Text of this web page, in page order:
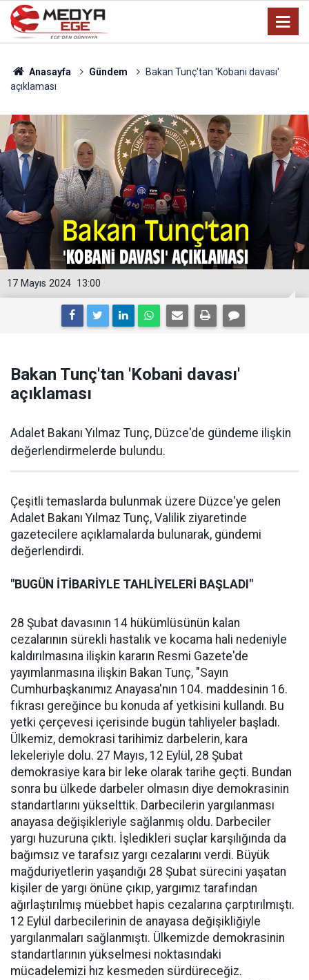
Anasayfa Gündem
Bakan Tunç'tan 'Kobani davası'
açıklaması
13:00
17 Mayıs 2024
Bakan Tunç'tan 'Kobani davası'
açıklaması
Adalet Bakanı Yılmaz Tunç, Düzce'de gündeme ilişkin
değerlendirmelerde bulundu.
Çeşitli temaslarda bulunmak üzere Düzce'ye gelen
Adalet Bakanı Yılmaz Tunç, Valilik ziyaretinde
gazetecilere açıklamalarda bulunarak, gündemi
değerlendirdi.
"BUGÜN İTİBARİYLE TAHLİYELERİ BAŞLADI"
28 Şubat davasının 14 hükümlüsünün kalan
cezalarının sürekli hastalık ve kocama hali nedeniyle
kaldırılmasına ilişkin kararın Resmi Gazete'de
yayımlanmasına ilişkin Bakan Tunç, "Sayın
Cumhurbaşkanımız Anayasa'nın 104. maddesinin 16.
fıkrası gereğince bu konuda af yetkisini kullandı. Bu
yetki çerçevesi içerisinde bugün tahliyeler başladı.
Ülkemiz, demokrasi tarihimiz darbelerin, kara
lekeleriyle dolu. 27 Mayıs, 12 Eylül, 28 Şubat
demokrasiye kara bir leke olarak tarihe geçti. Bundan
sonra bu ülkede darbeler olmasın diye demokrasinin
standartlarını yükselttik. Darbecilerin yargılanması
anayasa değişikleriyle sağlanmış oldu. Darbeciler
yargı huzuruna çıktı. İşledikleri suçlar karşılığında da
bağımsız ve tarafsız yargı cezalarını verdi. Büyük
mağduriyetlerin yaşandığı 28 Şubat sürecini yaşatan
kişiler de yargı önüne çıkıp, yargımız tarafından
ağırlaştırılmış müebbet hapis cezalarına çarptırılmıştı.
12 Eylül darbecilerinin de anayasa değişikliğiyle
yargılanmaları sağlanmıştı. Ülkemizde demokrasinin
standartlarının yükselmesi noktasındaki
mücadelemizi hız kesmeden sürdüreceğiz.